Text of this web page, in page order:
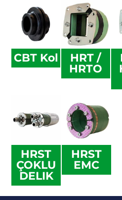
CBT Kol
HRT /
HRTO
HRST
ÇOKLU
DELIK
HRST
EMC